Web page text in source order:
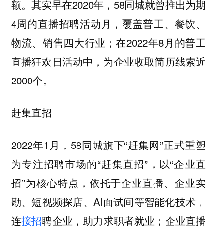
额。其实早在2020年，58同城就曾推出为期
4周的直播招聘活动月，覆盖普工、餐饮、
物流、销售四大行业；在2022年8月的普工
直播狂欢日活动中，为企业收取简历线索近
2000个。
赶集直招
2022年1月，58同城旗下“赶集网”正式重塑
为专注招聘市场的“赶集直招”，以“企业直
招”为核心特点，依托于企业直播、企业实
勘、短视频探店、AI面试间等智能化技术，
连接招聘企业，助力求职者就业；企业直播